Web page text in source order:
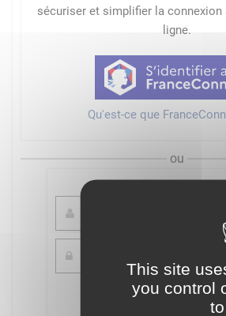
This site
you control
sécuriser et simplifier la connexion
ligne.
Qu'est-ce que
ou
Mot de